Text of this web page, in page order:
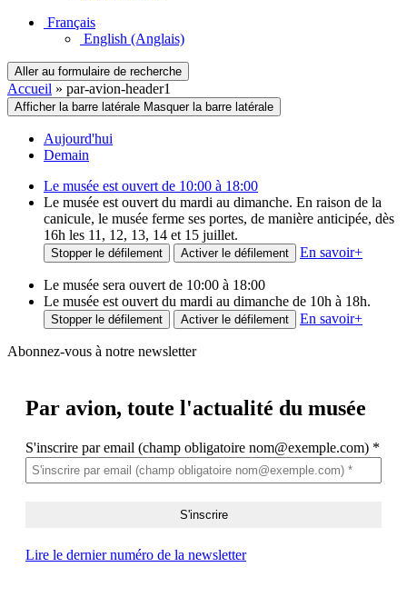
Français
English (Anglais)
Aller au formulaire de recherche
Accueil » par-avion-header1
Afficher la barre latérale Masquer la barre latérale
Aujourd'hui
Demain
Le musée est ouvert de 10:00 à 18:00
Le musée est ouvert du mardi au dimanche. En raison de la
canicule, le musée ferme ses portes, de manière anticipée, dès
16h les 11, 12, 13, 14 et 15 juillet.
Stopper le défilement Activer le défilement En savoir+
Le musée sera ouvert de 10:00 à 18:00
Le musée est ouvert du mardi au dimanche de 10h à 18h.
Stopper le défilement Activer le défilement En savoir+
Abonnez-vous à notre newsletter
Par avion, toute l'actualité du musée
S'inscrire par email (champ obligatoire nom@exemple.com) *
Lire le dernier numéro de la newsletter